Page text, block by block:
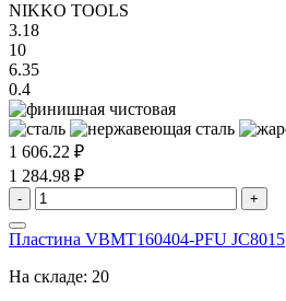
NIKKO TOOLS
3.18
10
6.35
0.4
1 606.22 ₽
1 284.98 ₽
- +
Пластина VBMT160404-PFU JC8015
На складе: 20